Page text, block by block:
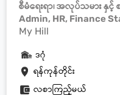
စီမံရေးရာ၊ အလုပ်သမား နှင့်
Admin, HR, Finance
My Hill
ရန်ကုန်တိုင်း
ဒဂုံ
လစာကြည့်မယ်